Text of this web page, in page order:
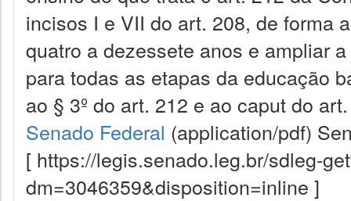
incisos I e VII do art. 208, de forma
quatro a dezessete anos e ampliar
para todas as etapas da educação
ao § 3º do art. 212 e ao caput do
Senado Federal (application/pdf)
[ https://legis.senado.leg.br/sdleg-
dm=3046359&disposition=inline ]